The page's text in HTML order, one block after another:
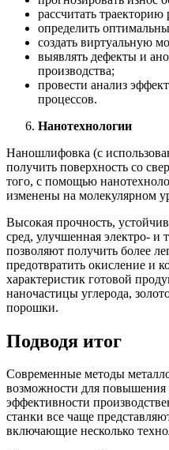
рассчитать траекторию
определить
создать виртуальную
выявлять дефекты и
производства;
провести анализ
процессов.
Нанотехнологии
Наношлифовка (с
получить поверхность со
того, с помощью
изменены на молекулярном
Высокая прочность,
сред, улучшенная электро- и
позволяют получить более
предотвратить окисление и
характеристик готовой
наночастицы углерода,
порошки.
Подводя итог
Современные методы
возможности для повышения
эффективности
станки все чаще
включающие несколько